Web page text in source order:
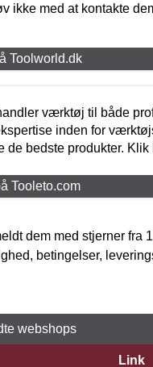
ikke med at kontakte
Toolworld.dk
værktøj til både
inden for
de bedste produkter.
Tooleto.com
dem med stjerner fra
betingelser,
webshops
Link